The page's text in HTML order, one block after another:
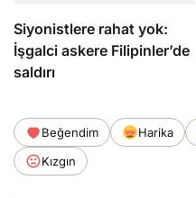
Siyonistlere rahat yok:
İşgalci askere Filipinler’de
saldırı
Beğendim Harika
Kızgın